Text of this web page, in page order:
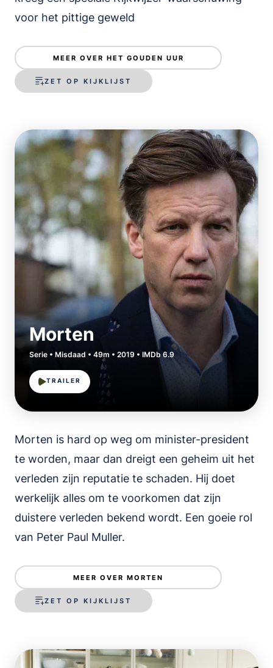
voor het pittige geweld
MEER OVER HET GOUDEN UUR
ZET OP KIJKLIJST
Morten
Serie • Misdaad • 49m • 2019 • IMDb 6.9
TRAILER
Morten is hard op weg om minister-president
te worden, maar dan dreigt een geheim uit het
verleden zijn reputatie te schaden. Hij doet
werkelijk alles om te voorkomen dat zijn
duistere verleden bekend wordt. Een goeie rol
van Peter Paul Muller.
MEER OVER MORTEN
ZET OP KIJKLIJST